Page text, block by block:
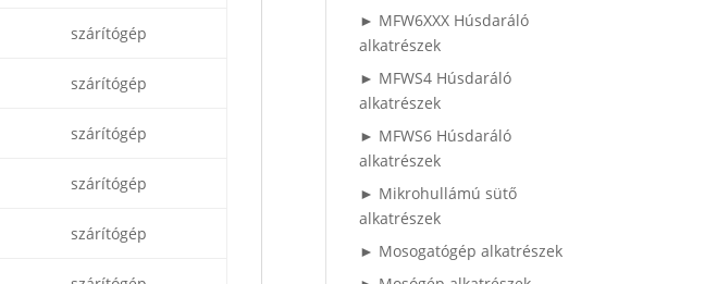
szárítógép
szárítógép
szárítógép
szárítógép
szárítógép
► MFW6XXX Húsdaráló
alkatrészek
► MFWS4 Húsdaráló
alkatrészek
► MFWS6 Húsdaráló
alkatrészek
► Mikrohullámú sütő
alkatrészek
► Mosogatógép alkatrészek